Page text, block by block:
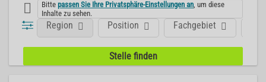
Bittepassen Sie Ihre Privatsphäre-Einstellungen an , um diese
Inhalte zu sehen.
Position Fachgebiet
Region